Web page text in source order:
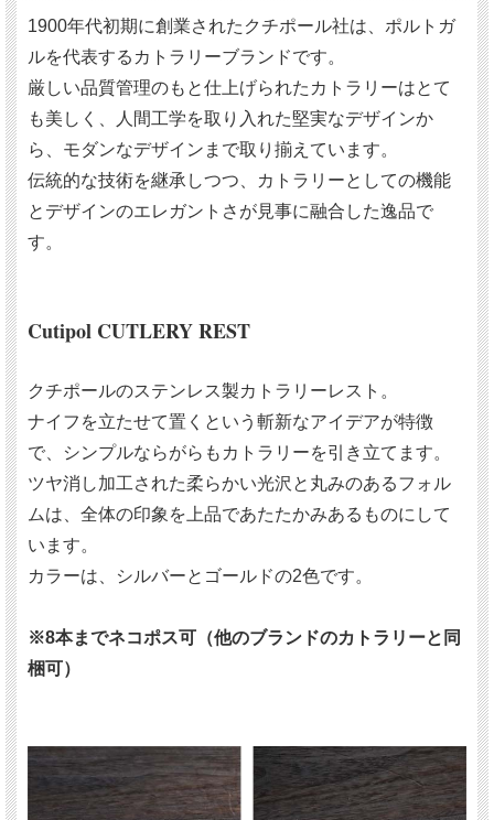
1900年代初期に創業されたクチポール社は、ポルトガ
ルを代表するカトラリーブランドです。
厳しい品質管理のもと仕上げられたカトラリーはとて
も美しく、人間工学を取り入れた堅実なデザインか
ら、モダンなデザインまで取り揃えています。
伝統的な技術を継承しつつ、カトラリーとしての機能
とデザインのエレガントさが見事に融合した逸品で
す。
Cutipol CUTLERY REST
クチポールのステンレス製カトラリーレスト。
ナイフを立たせて置くという斬新なアイデアが特徴
で、シンプルならがらもカトラリーを引き立てます。
ツヤ消し加工された柔らかい光沢と丸みのあるフォル
ムは、全体の印象を上品であたたかみあるものにして
います。
カラーは、シルバーとゴールドの2色です。
※8本までネコポス可（他のブランドのカトラリーと同
梱可）